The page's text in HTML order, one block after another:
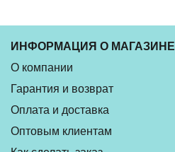
ИНФОРМАЦИЯ О МАГАЗИНЕ
О компании
Гарантия и возврат
Оплата и доставка
Оптовым клиентам